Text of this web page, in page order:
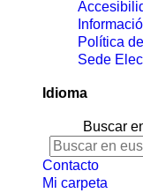
Política
Sede
Idioma
Buscar
Contacto
Mi carpeta